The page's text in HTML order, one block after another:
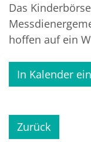
Das
hoffen auf ein
In Kalender
Zurück